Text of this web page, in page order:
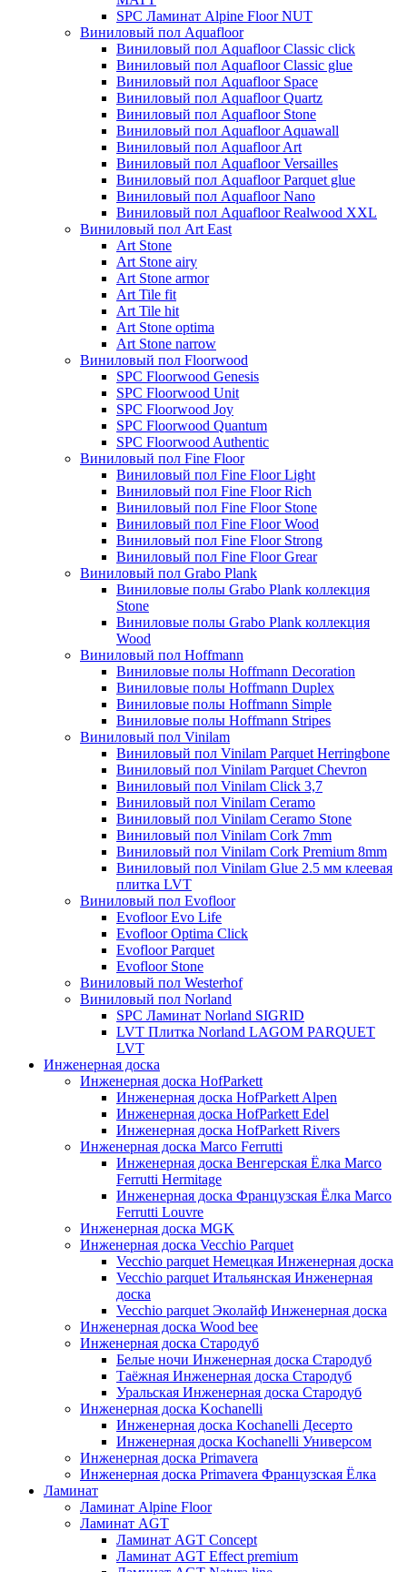
SPC Ламинат Alpine Floor NUT
Виниловый пол Aquafloor
Виниловый пол Aquafloor Classic click
Виниловый пол Aquafloor Classic glue
Виниловый пол Aquafloor Space
Виниловый пол Aquafloor Quartz
Виниловый пол Aquafloor Stone
Виниловый пол Aquafloor Aquawall
Виниловый пол Aquafloor Art
Виниловый пол Aquafloor Versailles
Виниловый пол Aquafloor Parquet glue
Виниловый пол Aquafloor Nano
Виниловый пол Aquafloor Realwood XXL
Виниловый пол Art East
Art Stone
Art Stone airy
Art Stone armor
Art Tile fit
Art Tile hit
Art Stone optima
Art Stone narrow
Виниловый пол Floorwood
SPC Floorwood Genesis
SPC Floorwood Unit
SPC Floorwood Joy
SPC Floorwood Quantum
SPC Floorwood Authentic
Виниловый пол Fine Floor
Виниловый пол Fine Floor Light
Виниловый пол Fine Floor Rich
Виниловый пол Fine Floor Stone
Виниловый пол Fine Floor Wood
Виниловый пол Fine Floor Strong
Виниловый пол Fine Floor Grear
Виниловый пол Grabo Plank
Виниловые полы Grabo Plank коллекция
Stone
Виниловые полы Grabo Plank коллекция
Wood
Виниловый пол Hoffmann
Виниловые полы Hoffmann Decoration
Виниловые полы Hoffmann Duplex
Виниловые полы Hoffmann Simple
Виниловые полы Hoffmann Stripes
Виниловый пол Vinilam
Виниловый пол Vinilam Parquet Herringbone
Виниловый пол Vinilam Parquet Chevron
Виниловый пол Vinilam Click 3,7
Виниловый пол Vinilam Ceramo
Виниловый пол Vinilam Ceramo Stone
Виниловый пол Vinilam Cork 7mm
Виниловый пол Vinilam Cork Premium 8mm
Виниловый пол Vinilam Glue 2.5 мм клеевая
плитка LVT
Виниловый пол Evofloor
Evofloor Evo Life
Evofloor Optima Click
Evofloor Parquet
Evofloor Stone
Виниловый пол Westerhof
Виниловый пол Norland
SPC Ламинат Norland SIGRID
LVT Плитка Norland LAGOM PARQUET
LVT
Инженерная доска
Инженерная доска HofParkett
Инженерная доска HofParkett Alpen
Инженерная доска HofParkett Edel
Инженерная доска HofParkett Rivers
Инженерная доска Marco Ferrutti
Инженерная доска Венгерская Ёлка Marco
Ferrutti Hermitage
Инженерная доска Французская Ёлка Marco
Ferrutti Louvre
Инженерная доска MGK
Инженерная доска Vecchio Parquet
Vecchio parquet Немецкая Инженерная доска
Vecchio parquet Итальянская Инженерная
доска
Vecchio parquet Эколайф Инженерная доска
Инженерная доска Wood bee
Инженерная доска Стародуб
Белые ночи Инженерная доска Стародуб
Таёжная Инженерная доска Стародуб
Уральская Инженерная доска Стародуб
Инженерная доска Kochanelli
Инженерная доска Kochanelli Десерто
Инженерная доска Kochanelli Универсом
Инженерная доска Primavera
Инженерная доска Primavera Французская Ёлка
Ламинат
Ламинат Alpine Floor
Ламинат AGT
Ламинат AGT Concept
Ламинат AGT Effect premium